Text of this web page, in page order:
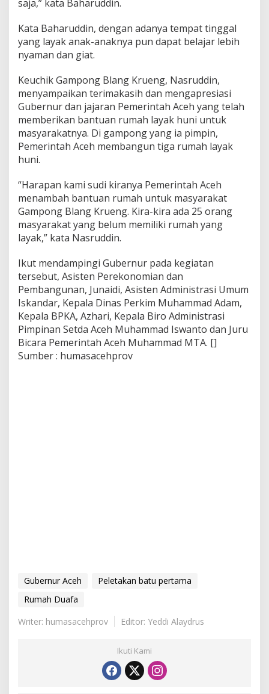
saja,” kata Baharuddin.
Kata Baharuddin, dengan adanya tempat tinggal
yang layak anak-anaknya pun dapat belajar lebih
nyaman dan giat.
Keuchik Gampong Blang Krueng, Nasruddin,
menyampaikan terimakasih dan mengapresiasi
Gubernur dan jajaran Pemerintah Aceh yang telah
memberikan bantuan rumah layak huni untuk
masyarakatnya. Di gampong yang ia pimpin,
Pemerintah Aceh membangun tiga rumah layak
huni.
“Harapan kami sudi kiranya Pemerintah Aceh
menambah bantuan rumah untuk masyarakat
Gampong Blang Krueng. Kira-kira ada 25 orang
masyarakat yang belum memiliki rumah yang
layak,” kata Nasruddin.
Ikut mendampingi Gubernur pada kegiatan
tersebut, Asisten Perekonomian dan
Pembangunan, Junaidi, Asisten Administrasi Umum
Iskandar, Kepala Dinas Perkim Muhammad Adam,
Kepala BPKA, Azhari, Kepala Biro Administrasi
Pimpinan Setda Aceh Muhammad Iswanto dan Juru
Bicara Pemerintah Aceh Muhammad MTA. []
Sumber : humasacehprov
Gubernur Aceh
Peletakan batu pertama
Rumah Duafa
Writer: humasacehprov
Editor: Yeddi Alaydrus
Ikuti Kami